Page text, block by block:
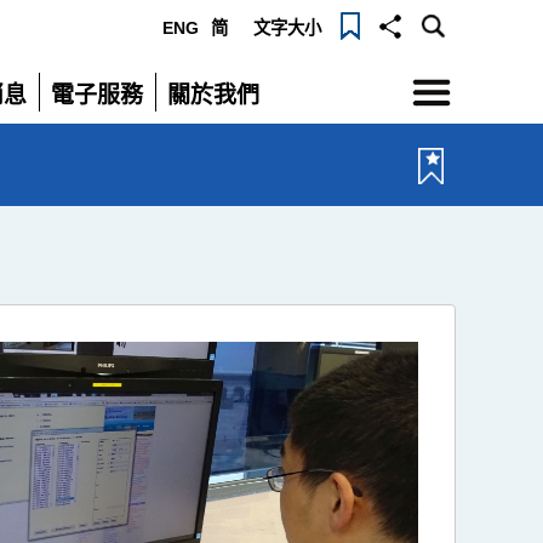
ENG 简 文字大小
電子服務
展
關於我們
展
選
單